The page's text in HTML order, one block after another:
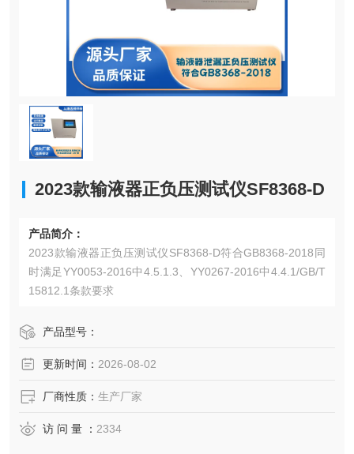
2023款输液器正负压测试仪SF8368-D
产品简介：
2023款输液器正负压测试仪SF8368-D符合GB8368-2018同
时满足YY0053-2016中4.5.1.3、YY0267-2016中4.4.1/GB/T
15812.1条款要求
产品型号：
更新时间： 2026-08-02
厂商性质： 生产厂家
访 问 量 ： 2334